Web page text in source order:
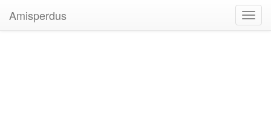
Amisperdus